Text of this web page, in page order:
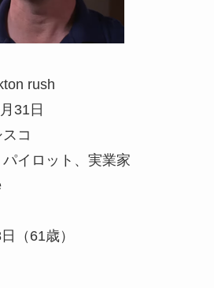
rush
31日
コ
イロット、実業家
（61歳）